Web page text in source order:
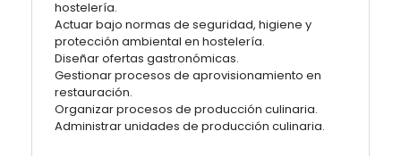
hostelería.
Actuar bajo normas de seguridad, higiene y
protección ambiental en hostelería.
Diseñar ofertas gastronómicas.
Gestionar procesos de aprovisionamiento en
restauración.
Organizar procesos de producción culinaria.
Administrar unidades de producción culinaria.